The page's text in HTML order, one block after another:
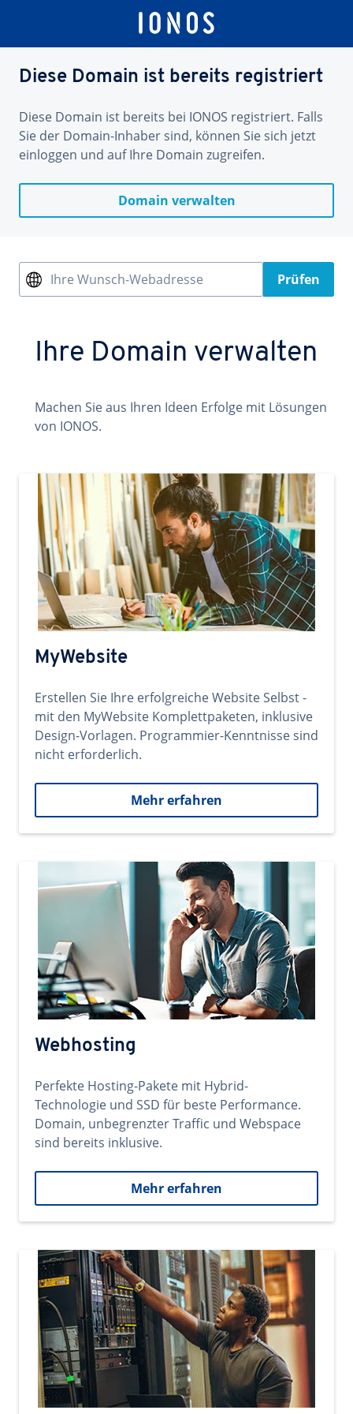
Diese Domain ist bereits registriert
Diese Domain ist bereits bei IONOS registriert. Falls
Sie der Domain-Inhaber sind, können Sie sich jetzt
einloggen und auf Ihre Domain zugreifen.
Domain verwalten
Ihre Wunsch-Webadresse Prüfen
Ihre Domain verwalten
Machen Sie aus Ihren Ideen Erfolge mit Lösungen
von IONOS.
MyWebsite
Erstellen Sie Ihre erfolgreiche Website Selbst -
mit den MyWebsite Komplettpaketen, inklusive
Design-Vorlagen. Programmier-Kenntnisse sind
nicht erforderlich.
Mehr erfahren
Webhosting
Perfekte Hosting-Pakete mit Hybrid-
Technologie und SSD für beste Performance.
Domain, unbegrenzter Traffic und Webspace
sind bereits inklusive.
Mehr erfahren